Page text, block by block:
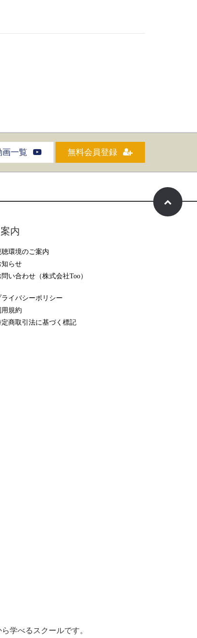
画一覧 無料会員登録
内
聴環境のご案内
知らせ
問い合わせ（株式会社Too）
ライバシーポリシー
用規約
定商取引法に基づく標記
学べるスクールです。